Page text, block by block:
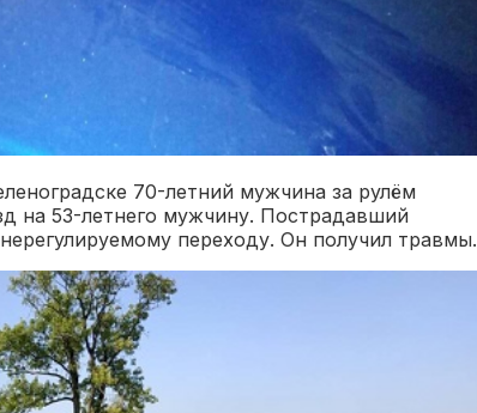
70-летний мужчина за рулём
на 53-летнего мужчину. Пострадавший
переходу. Он получил травмы.